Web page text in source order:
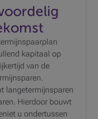
kapitaal op
van de
langetermijnsparen
Hierdoor bouwt
u ondertussen